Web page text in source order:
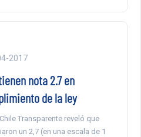
2017
nota 2.7 en
de la ley
Transparente reveló que
un 2,7 (en una escala de 1